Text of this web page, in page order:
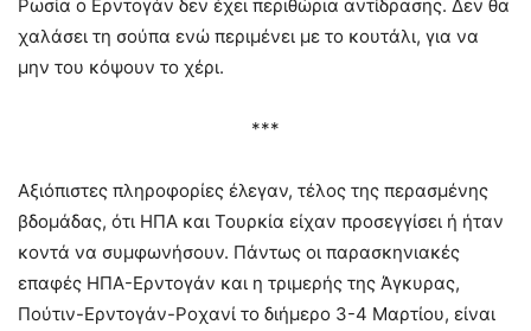
Ρωσία ο Ερντογάν δεν έχει περιθώρια αντίδρασης. Δεν θα
χαλάσει τη σούπα ενώ περιμένει με το κουτάλι, για να
μην του κόψουν το χέρι.
***
Αξιόπιστες πληροφορίες έλεγαν, τέλος της περασμένης
βδομάδας, ότι ΗΠΑ και Τουρκία είχαν προσεγγίσει ή ήταν
κοντά να συμφωνήσουν. Πάντως οι παρασκηνιακές
επαφές ΗΠΑ-Ερντογάν και η τριμερής της Άγκυρας,
Πούτιν-Ερντογάν-Ροχανί το διήμερο 3-4 Μαρτίου, είναι